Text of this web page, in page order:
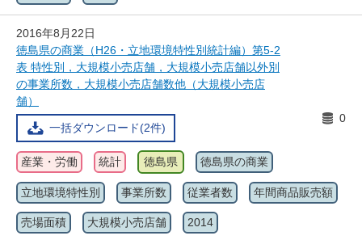
2016年8月22日
徳島県の商業（H26・立地環境特性別統計編）第5-2
表 特性別，大規模小売店舗，大規模小売店舗以外別
の事業所数，大規模小売店舗数他（大規模小売店
舗）
一括ダウンロード(2件)
0
産業・労働 統計 徳島県 徳島県の商業
立地環境特性別 事業所数 従業者数 年間商品販売額
売場面積 大規模小売店舗 2014